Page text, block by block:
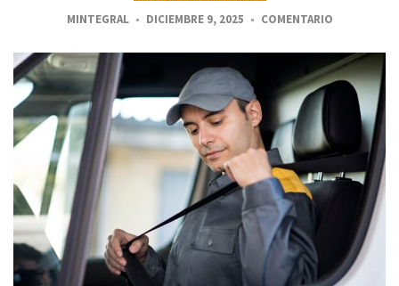
MINTEGRAL DICIEMBRE 9, 2025 COMENTARIO